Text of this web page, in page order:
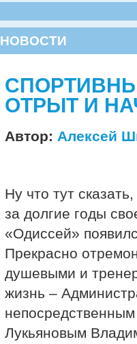
НОВОСТИ
ОТРЫТ И
Автор: Алексей
Ну что тут
за долгие годы
«Одиссей»
Прекрасно
душевыми и
жизнь –
Лукьяновым